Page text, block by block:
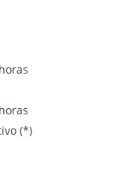
horas
horas
(*)